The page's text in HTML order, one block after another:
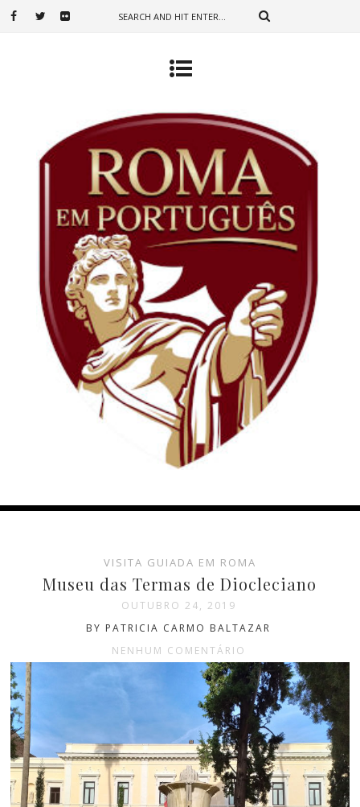
VISITA GUIADA EM ROMA
Museu das Termas de Diocleciano
OUTUBRO 24, 2019
BY PATRICIA CARMO BALTAZAR
NENHUM COMENTÁRIO